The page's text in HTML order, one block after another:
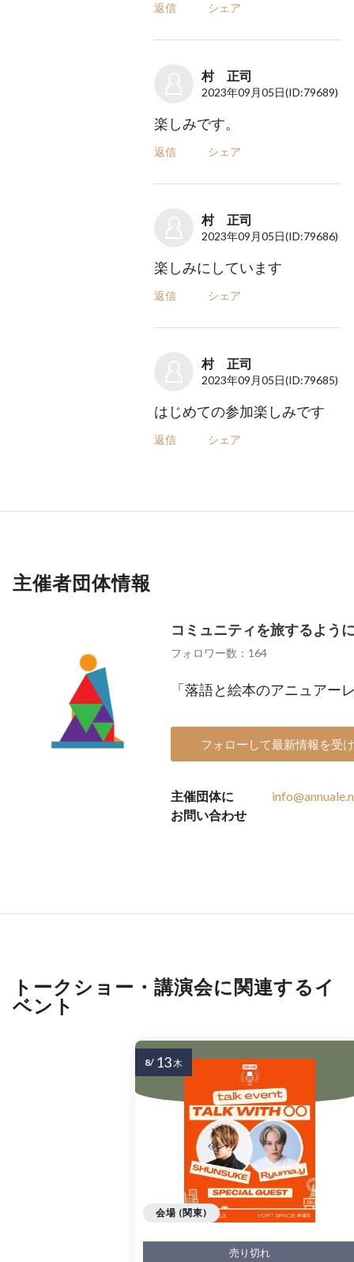
返信 シェア
村 正司
2023年09月05日(ID:79689)
楽しみです。
返信 シェア
村 正司
2023年09月05日(ID:79686)
楽しみにしています
返信 シェア
村 正司
2023年09月05日(ID:79685)
はじめての参加楽しみです
返信 シェア
主催者団体情報
コミュニティを旅するよう
フォロワー数：164
「落語と絵本のアニュアー
フォローして最新情報を受
主催団体に
お問い合わせ
トークショー・講演会に関連するイ
ベント
売り切れ
会場 (関東)
8/ 13木